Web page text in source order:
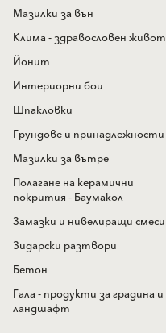
Мазилки за вън
Клима - здравословен живот
Йонит
Интериорни бои
Шпакловки
Грундове и принадлежности
Мазилки за вътре
Полагане на керамични
покрития - Баумакол
Замазки и нивелиращи смеси
Зидарски разтвори
Бетон
Гала - продукти за градина и
ландшафт